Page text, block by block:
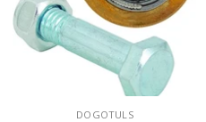
DOGOTULS